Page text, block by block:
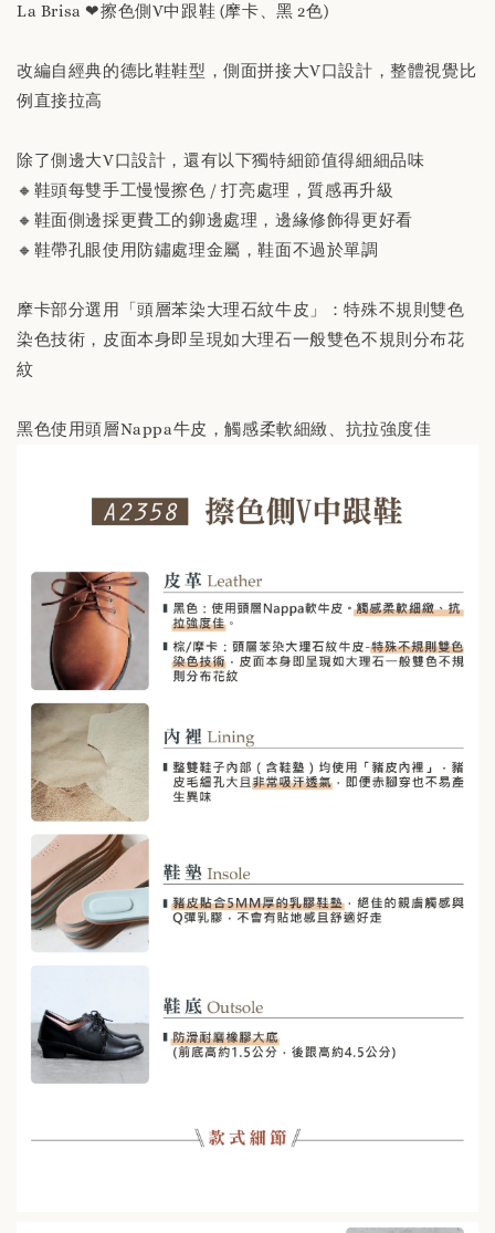
替換用真皮鞋墊 「購買前請務必閱讀商品敘述
說明」
NT$ 190
NT$ 230
-
La Brisa ❤擦色側V中跟鞋 (摩卡、黑 2色)
改編自經典的德比鞋鞋型，側面拼接大V口設計，整體視覺比
例直接拉高
除了側邊大V口設計，還有以下獨特細節值得細細品味
🔸鞋頭每雙手工慢慢擦色 / 打亮處理，質感再升級
🔸鞋面側邊採更費工的鉚邊處理，邊緣修飾得更好看
🔸鞋帶孔眼使用防鏽處理金屬，鞋面不過於單調
摩卡部分選用「頭層苯染大理石紋牛皮」：特殊不規則雙色
染色技術，皮面本身即呈現如大理石一般雙色不規則分布花
紋
黑色使用頭層Nappa牛皮，觸感柔軟細緻、抗拉強度佳